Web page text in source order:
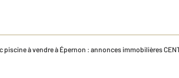
piscine à​ vendre à Épernon :​ annonces immobilières